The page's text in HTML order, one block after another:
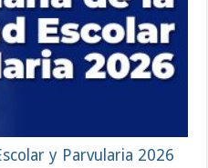
y Parvularia 2026